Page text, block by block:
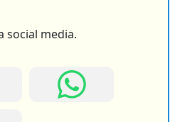
social media.